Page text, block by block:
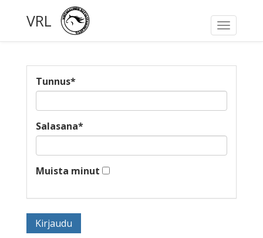
Toggle
VRL
Tunnus*
Salasana*
Muista minut